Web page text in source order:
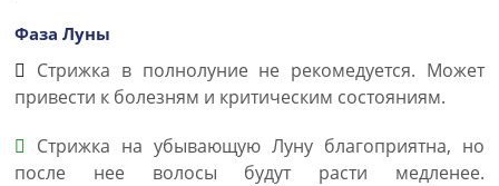
Фаза Луны
Стрижка в полнолуние не рекомедуется. Может
привести к болезням и критическим состояниям.
Стрижка на убывающую Луну благоприятна, но
после нее волосы будут расти медленее.